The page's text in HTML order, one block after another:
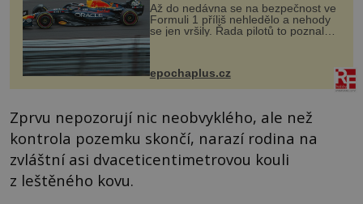
Až do nedávna se na bezpečnost ve
Formuli 1 příliš nehledělo a nehody
se jen vršily. Řada pilotů to poznala
na vlastní kůži, často s trvalými
následky nebo bohužel i ztrátou
života. Dnes nepochopiteln...
epochaplus.cz
Zprvu nepozorují nic neobvyklého, ale než
kontrola pozemku skončí, narazí rodina na
zvláštní asi dvaceticentimetrovou kouli
z leštěného kovu.